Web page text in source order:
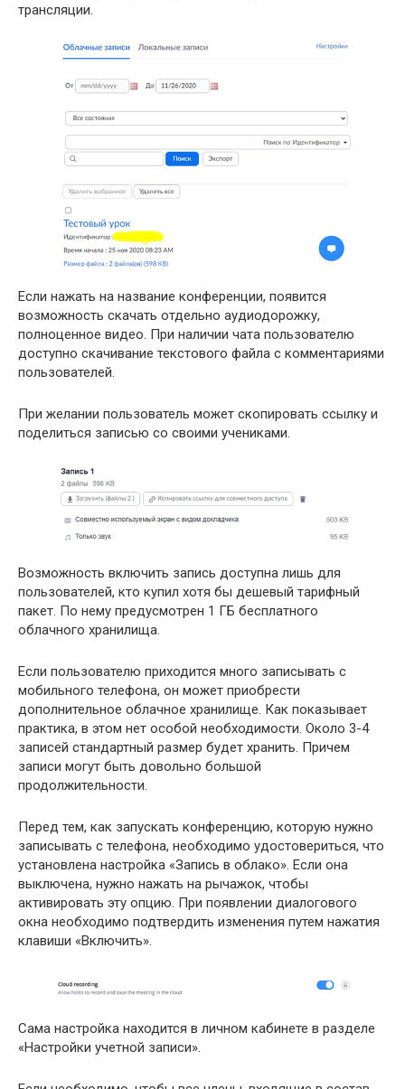
трансляции.
Если нажать на название конференции, появится
возможность скачать отдельно аудиодорожку,
полноценное видео. При наличии чата пользователю
доступно скачивание текстового файла с комментариями
пользователей.
При желании пользователь может скопировать ссылку и
поделиться записью со своими учениками.
Возможность включить запись доступна лишь для
пользователей, кто купил хотя бы дешевый тарифный
пакет. По нему предусмотрен 1 ГБ бесплатного
облачного хранилища.
Если пользователю приходится много записывать с
мобильного телефона, он может приобрести
дополнительное облачное хранилище. Как показывает
практика, в этом нет особой необходимости. Около 3-4
записей стандартный размер будет хранить. Причем
записи могут быть довольно большой
продолжительности.
Перед тем, как запускать конференцию, которую нужно
записывать с телефона, необходимо удостовериться, что
установлена настройка «Запись в облако». Если она
выключена, нужно нажать на рычажок, чтобы
активировать эту опцию. При появлении диалогового
окна необходимо подтвердить изменения путем нажатия
клавиши «Включить».
Сама настройка находится в личном кабинете в разделе
«Настройки учетной записи».